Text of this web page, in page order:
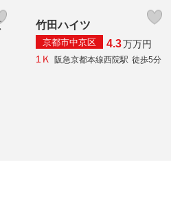
竹田ハイツ
京都市中京区 4.3万万円
1Ｋ
阪急京都本線西院駅 徒歩5分